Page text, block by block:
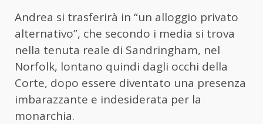
Andrea si trasferirà in “un alloggio privato
alternativo”, che secondo i media si trova
nella tenuta reale di Sandringham, nel
Norfolk, lontano quindi dagli occhi della
Corte, dopo essere diventato una presenza
imbarazzante e indesiderata per la
monarchia.